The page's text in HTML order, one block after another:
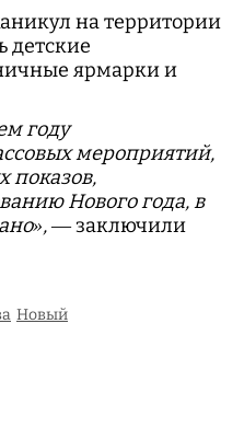
на территории
детские
ярмарки и
году
мероприятий,
показов,
Нового года, в
— заключили
Новый